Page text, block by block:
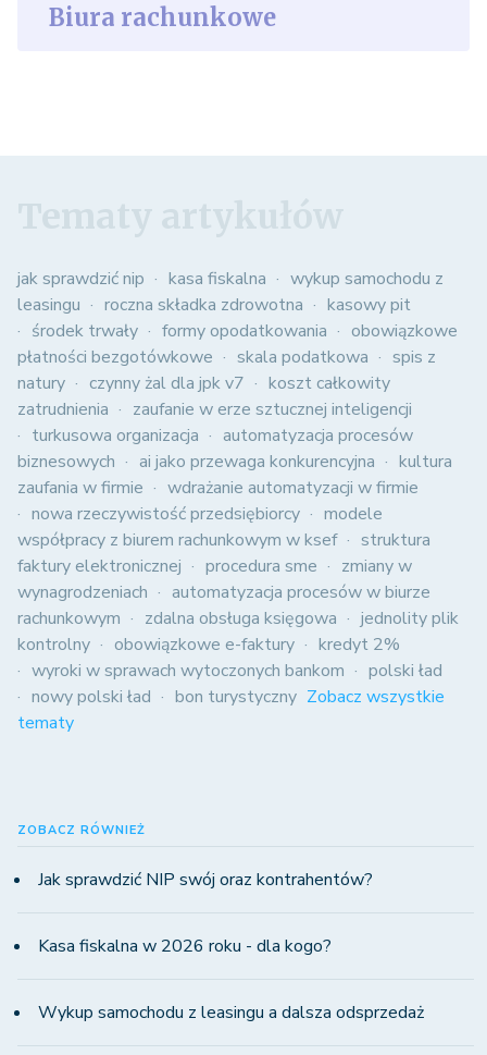
Biura rachunkowe
jak sprawdzić nip kasa fiskalna
wykup samochodu z
leasingu
roczna składka zdrowotna
kasowy pit
środek trwały
formy opodatkowania
obowiązkowe
płatności bezgotówkowe
skala podatkowa
spis z
natury
czynny żal dla jpk v7
koszt całkowity
zatrudnienia
zaufanie w erze sztucznej inteligencji
turkusowa organizacja
automatyzacja procesów
biznesowych
ai jako przewaga konkurencyjna
kultura
zaufania w firmie
wdrażanie automatyzacji w firmie
nowa rzeczywistość przedsiębiorcy
modele
współpracy z biurem rachunkowym w ksef
struktura
faktury elektronicznej
procedura sme
zmiany w
wynagrodzeniach
automatyzacja procesów w biurze
rachunkowym
zdalna obsługa księgowa
jednolity plik
kontrolny
obowiązkowe e-faktury
kredyt 2%
wyroki w sprawach wytoczonych bankom
polski ład
nowy polski ład
bon turystyczny Zobacz wszystkie
tematy
ZOBACZ RÓWNIEŻ
Jak sprawdzić NIP swój oraz kontrahentów?
Kasa fiskalna w 2026 roku - dla kogo?
Wykup samochodu z leasingu a dalsza odsprzedaż